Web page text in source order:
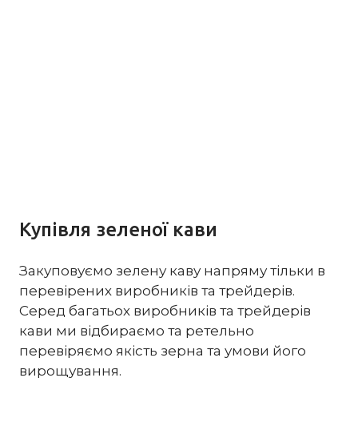
Купівля зеленої кави
Закуповуємо зелену каву напряму тільки в
перевірених виробників та трейдерів.
Серед багатьох виробників та трейдерів
кави ми відбираємо та ретельно
перевіряємо якість зерна та умови його
вирощування.